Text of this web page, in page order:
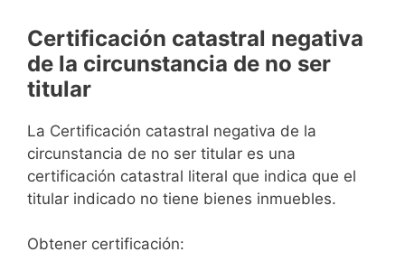
Certificación catastral negativa
de la circunstancia de no ser
titular
La Certificación catastral negativa de la
circunstancia de no ser titular es una
certificación catastral literal que indica que el
titular indicado no tiene bienes inmuebles.
Obtener certificación: